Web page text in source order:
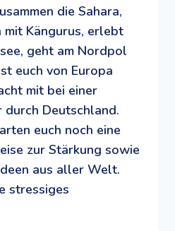
die Sahara,
Kängurus, erlebt
geht am Nordpol
euch von Europa
mit bei einer
Deutschland.
euch noch eine
zur Stärkung sowie
aus aller Welt.
stressiges